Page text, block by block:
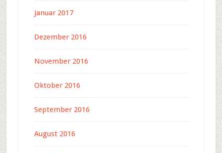
Januar 2017
Dezember 2016
November 2016
Oktober 2016
September 2016
August 2016